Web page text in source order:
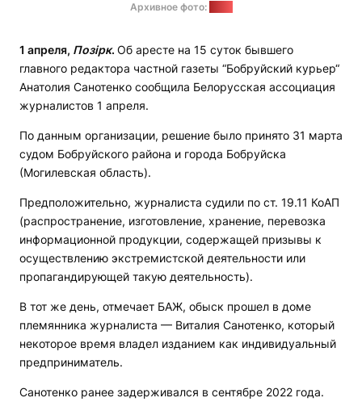
Архивное фото:
1 апреля, Позірк. Об аресте на 15 суток бывшего
главного редактора частной газеты “Бобруйский курьер“
Анатолия Санотенко сообщила Белорусская ассоциация
журналистов 1 апреля.
По данным организации, решение было принято 31 марта
судом Бобруйского района и города Бобруйска
(Могилевская область).
Предположительно, журналиста судили по ст. 19.11 КоАП
(распространение, изготовление, хранение, перевозка
информационной продукции, содержащей призывы к
осуществлению экстремистской деятельности или
пропагандирующей такую деятельность).
В тот же день, отмечает БАЖ, обыск прошел в доме
племянника журналиста — Виталия Санотенко, который
некоторое время владел изданием как индивидуальный
предприниматель.
Санотенко ранее задерживался в сентябре 2022 года.